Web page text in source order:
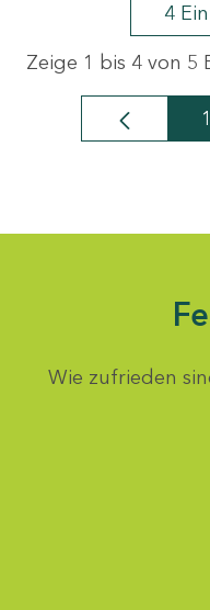
4
Zeige 1 bis 4 von 5
1
Wie zufrieden